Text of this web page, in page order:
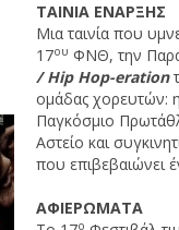
ΤΑΙΝΙΑ ΕΝΑΡΞΗΣ
Μια ταινία που
17ου ΦΝΘ, την
/ Hip Hop-eration
ομάδας χορευτών:
Παγκόσμιο
Αστείο και
που επιβεβαιώνει
ΑΦΙΕΡΩΜΑΤΑ
ο